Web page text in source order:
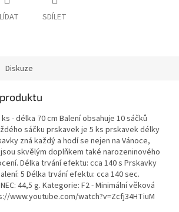
SDÍLET
Diskuze
- délka 70 cm Balení obsahuje 10 sáčků
sáčku prskavek je 5 ks prskavek délky
zná každý a hodí se nejen na Vánoce,
skvělým doplňkem také narozeninového
Délka trvání efektu: cca 140 s Prskavky
5 Délka trvání efektu: cca 140 sec.
44,5 g. Kategorie: F2 - Minimální věková
www.youtube.com/watch?v=Zcfj34HTiuM